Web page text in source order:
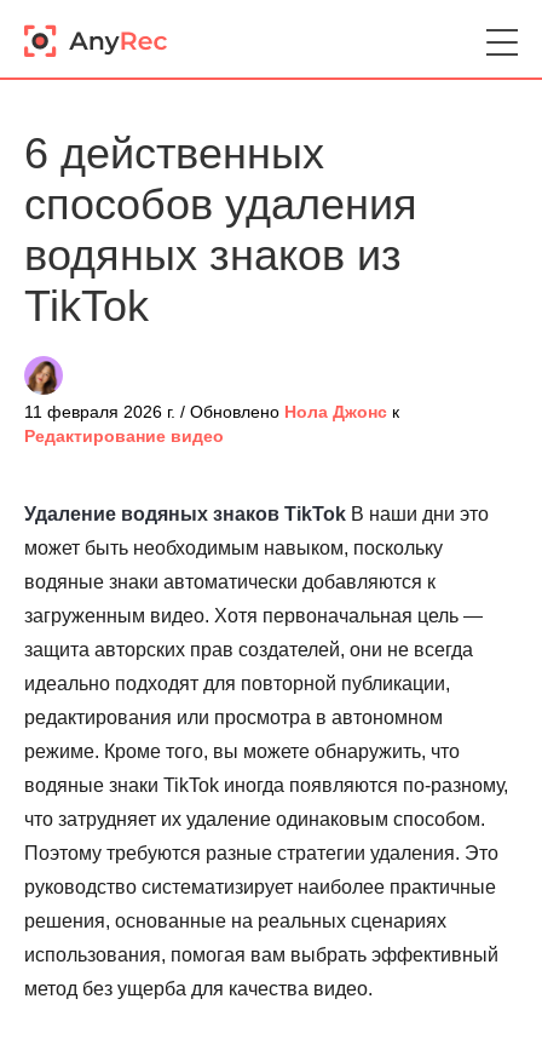
6 действенных
способов удаления
водяных знаков из
TikTok
11 февраля 2026 г. / Обновлено Нола Джонс к
Редактирование видео
Удаление водяных знаков TikTok В наши дни это
может быть необходимым навыком, поскольку
водяные знаки автоматически добавляются к
загруженным видео. Хотя первоначальная цель —
защита авторских прав создателей, они не всегда
идеально подходят для повторной публикации,
редактирования или просмотра в автономном
режиме. Кроме того, вы можете обнаружить, что
водяные знаки TikTok иногда появляются по-разному,
что затрудняет их удаление одинаковым способом.
Поэтому требуются разные стратегии удаления. Это
руководство систематизирует наиболее практичные
решения, основанные на реальных сценариях
использования, помогая вам выбрать эффективный
метод без ущерба для качества видео.